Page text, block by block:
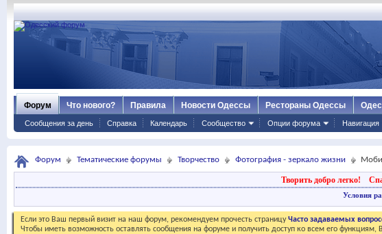
Форум
Сообщения за день Справка Календарь Сообщество Опции форума Навигация
Что нового? Правила Новости Одессы Рестораны Одессы
Форум Тематические форумы Творчество Фотография - зеркало жизни
Творить добро легко!
Условия
Если это Ваш первый визит на наш форум, рекомендуем прочесть страницуЧасто задаваемых
Чтобы иметь возможность оставлять сообщения на форуме и получить доступ ко всем его функциям,